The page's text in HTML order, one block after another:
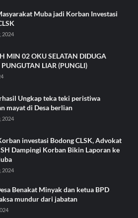
Muba jadi Korban Investasi
2024
MIN 02 OKU SELATAN DIDUGA
PUNGUTAN LIAR (PUNGLI)
Ungkap teka teki peristiwa
mayat di Desa berlian
2024
investasi Bodong CLSK, Advokat
Dampingi Korban Bikin Laporan ke
2024
Benakat Minyak dan ketua BPD
mundur dari jabatan